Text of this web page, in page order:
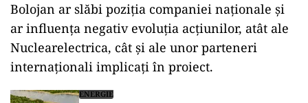
Bolojan ar slăbi poziția companiei naționale și
ar influența negativ evoluția acțiunilor, atât ale
Nuclearelectrica, cât și ale unor parteneri
internaționali implicați în proiect.
ENERGIE